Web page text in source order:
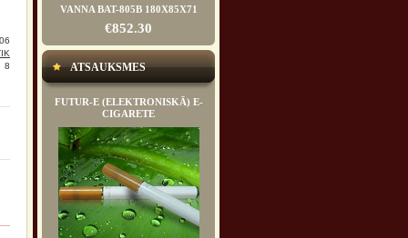
8
VANNA BAT-805B 180X85X71
€852.30
ATSAUKSMES
FUTUR-E (ELEKTRONISKĀ) E-
CIGARETE